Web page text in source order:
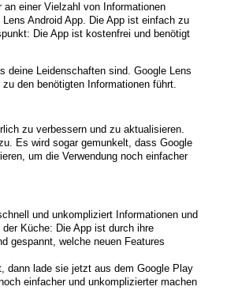
einer Vielzahl von Informationen
Android App. Die App ist einfach zu
Die App ist kostenfrei und benötigt
deine Leidenschaften sind. Google Lens
den benötigten Informationen führt.
zu verbessern und zu aktualisieren.
Es wird sogar gemunkelt, dass Google
um die Verwendung noch einfacher
und unkompliziert Informationen und
Küche: Die App ist durch ihre
gespannt, welche neuen Features
dann lade sie jetzt aus dem Google Play
einfacher und unkomplizierter machen